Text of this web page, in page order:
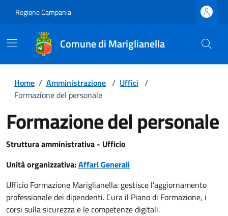
Regione Campania
Comune di Mariglianella
Home / Amministrazione / Uffici /
Formazione del personale
Formazione del personale
Struttura amministrativa - Ufficio
Unità organizzativa:Affari Generali
Ufficio Formazione Mariglianella: gestisce l'aggiornamento
professionale dei dipendenti. Cura il Piano di Formazione, i
corsi sulla sicurezza e le competenze digitali.